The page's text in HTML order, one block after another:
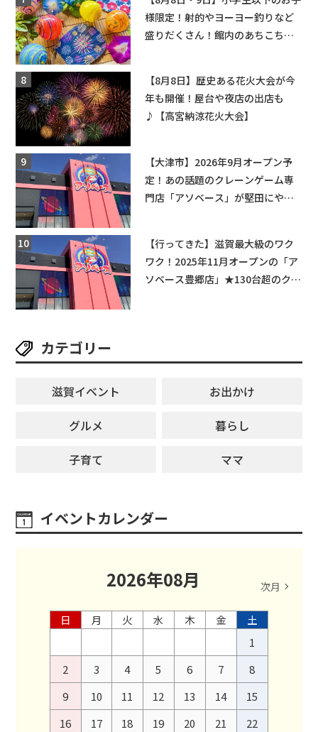
様限定！射的やヨーヨー釣りなど
盛りだくさん！館内のあちこちに
【8月8日】歴史ある花火大会が今
年も開催！屋台や夜店の出店も
♪【高宮納涼花火大会】
【大津市】2026年9月オープン予
定！あの話題のクレーンゲーム専
門店「アソベース」が堅田にやっ
【行ってきた】滋賀最大級のワク
ワク！2025年11月オープンの「ア
ソベース豊郷店」★130台超のクレ
カテゴリー
滋賀イベント
お出かけ
グルメ
暮らし
子育て
ママ
イベントカレンダー
2026年08月 次月
日 月 火 水 木 金
土
1
2
3 4 5 6 7
8
9
10 11 12 13 14
15
16
17 18 19 20 21
22